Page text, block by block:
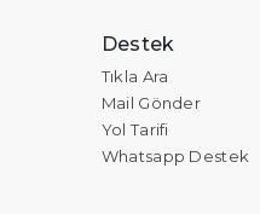
Destek
Tıkla Ara
Mail Gönder
Yol Tarifi
Whatsapp Destek